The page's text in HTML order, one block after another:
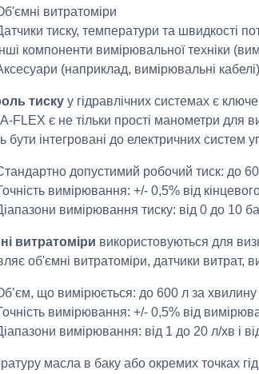
витратоміри
тиску, температури та швидкості
Інші компоненти вимірювальної техніки
(наприклад, вимірювальні кабелі)
тиску у гідравлічних системах є
‑FLEX є не тільки прості манометри для
бути інтегровані до електричних систем
допустимий робочий тиск: до
вимірювання: +/- 0,5% від
вимірювання тиску: від 0 до 10
витратоміри використовуються для
об'ємні витратоміри, датчики витрат,
що вимірюється: до 600 л за хвилину
вимірювання: +/- 0,5% від
вимірювання: від 1 до 20 л/хв і
масла в баку або окремих точках